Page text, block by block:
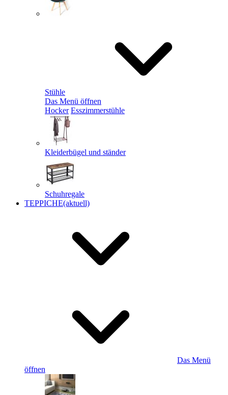
Stühle
Das Menü öffnen
Hocker Esszimmerstühle
Kleiderbügel und ständer
Schuhregale
TEPPICHE(aktuell)
Das Menü
öffnen